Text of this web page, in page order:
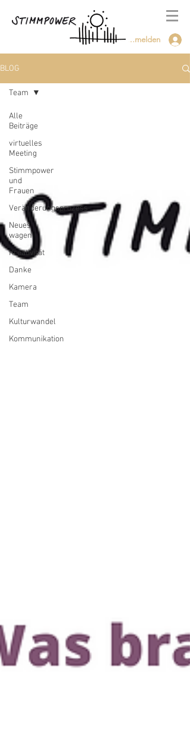
Anmelden
BLOG
Alle
Beiträge
virtuelles
Meeting
Stimmpower
und
Frauen
Veränderungsprozess
Neues
wagen
Kreativität
Danke
Kamera
Team
Kulturwandel
Kommunikation
Team